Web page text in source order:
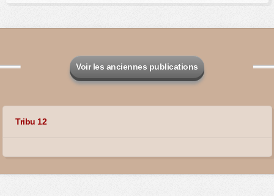
Voir les anciennes publications
Tribu 12